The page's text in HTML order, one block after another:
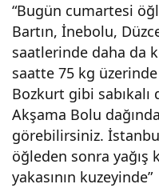
“Bugün cumartesi
Bartın, İnebolu,
saatlerinde daha da
saatte 75 kg
Bozkurt gibi
Akşama Bolu
görebilirsiniz.
öğleden sonra yağış
yakasının kuzeyinde”